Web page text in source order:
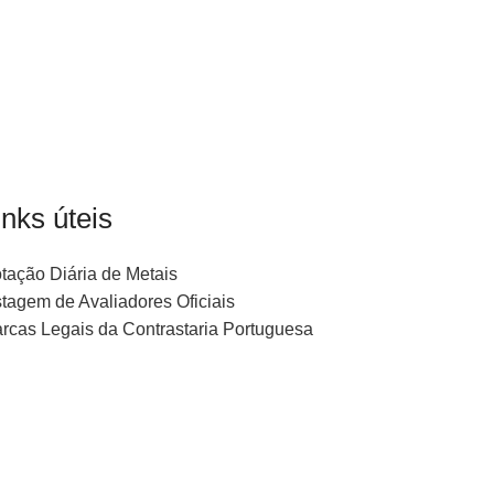
úteis
Diária de Metais
de Avaliadores Oficiais
Legais da Contrastaria Portuguesa